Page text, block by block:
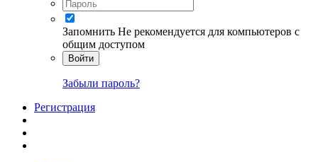
Запомнить Не рекомендуется для компьютеров с
общим доступом
Войти
Забыли пароль?
Регистрация